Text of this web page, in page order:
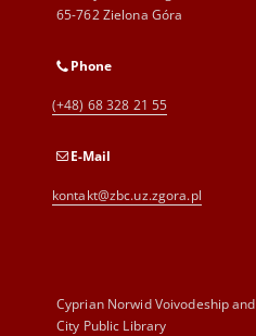
65-762 Zielona Góra
Phone
(+48) 68 328 21 55
E-Mail
kontakt@zbc.uz.zgora.pl
Cyprian Norwid Voivodeship and
City Public Library